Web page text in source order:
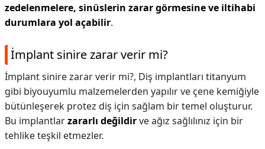
zedelenmelere, sinüslerin zarar görmesine ve iltihabi
durumlara yol açabilir.
İmplant sinire zarar verir mi?
İmplant sinire zarar verir mi?, Diş implantları titanyum
gibi biyouyumlu malzemelerden yapılır ve çene kemiğiyle
bütünleşerek protez diş için sağlam bir temel oluşturur.
Bu implantlarzararlı değildirve ağız sağlılınız için bir
tehlike teşkil etmezler.